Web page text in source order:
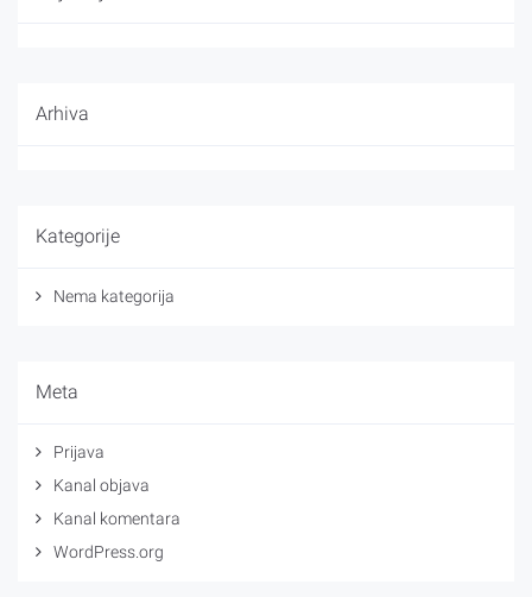
Arhiva
Kategorije
Nema kategorija
Meta
Prijava
Kanal objava
Kanal komentara
WordPress.org